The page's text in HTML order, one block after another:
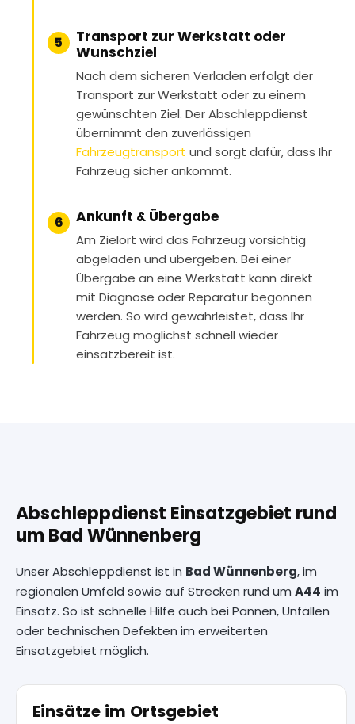
5
Transport zur Werkstatt oder
Wunschziel
Nach dem sicheren Verladen erfolgt der
Transport zur Werkstatt oder zu einem
gewünschten Ziel. Der Abschleppdienst
übernimmt den zuverlässigen
Fahrzeugtransport und sorgt dafür, dass Ihr
Fahrzeug sicher ankommt.
6 Ankunft & Übergabe
Am Zielort wird das Fahrzeug vorsichtig
abgeladen und übergeben. Bei einer
Übergabe an eine Werkstatt kann direkt
mit Diagnose oder Reparatur begonnen
werden. So wird gewährleistet, dass Ihr
Fahrzeug möglichst schnell wieder
einsatzbereit ist.
Abschleppdienst Einsatzgebiet rund
um Bad Wünnenberg
Unser Abschleppdienst ist in Bad Wünnenberg, im
regionalen Umfeld sowie auf Strecken rund um A44 im
Einsatz. So ist schnelle Hilfe auch bei Pannen, Unfällen
oder technischen Defekten im erweiterten
Einsatzgebiet möglich.
Einsätze im Ortsgebiet